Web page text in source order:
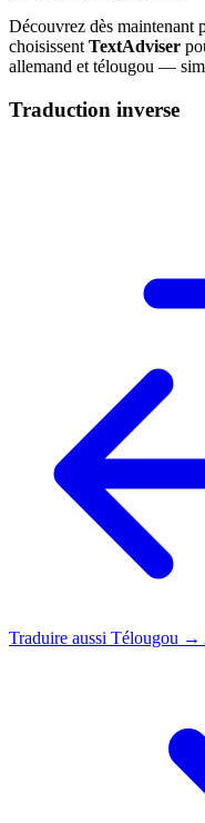
Découvrez dès maintenant
choisissent TextAdviser
allemand et télougou —
Traduction inverse
Traduire aussi Télougou →